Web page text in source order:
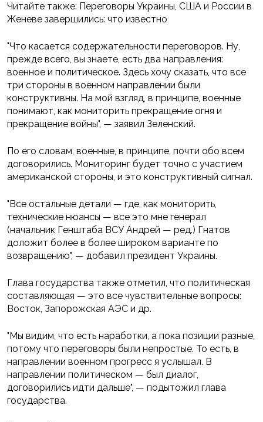
Читайте также: Переговоры Украины, США и России в
Женеве завершились: что известно
"Что касается содержательности переговоров. Ну,
прежде всего, вы знаете, есть два направления:
военное и политическое. Здесь хочу сказать, что все
три стороны в военном направлении были
конструктивны. На мой взгляд, в принципе, военные
понимают, как мониторить прекращение огня и
прекращение войны", — заявил Зеленский.
По его словам, военные, в принципе, почти обо всем
договорились. Мониторинг будет точно с участием
американской стороны, и это конструктивный сигнал.
"Все остальные детали — где, как мониторить,
технические нюансы — все это мне генерал
(начальник Генштаба ВСУ Андрей — ред.) Гнатов
доложит более в более широком варианте по
возвращению", — добавил президент Украины.
Глава государства также отметил, что политическая
составляющая — это все чувствительные вопросы:
Восток, Запорожская АЭС и др.
"Мы видим, что есть наработки, а пока позиции разные,
потому что переговоры были непростые. То есть, в
направлении военном прогресс я услышал. В
направлении политическом — был диалог,
договорились идти дальше", — подытожил глава
государства.